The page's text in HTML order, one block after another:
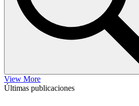
View More
Últimas publicaciones